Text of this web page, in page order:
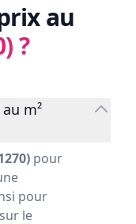
au
?
m²
pour
pour
le